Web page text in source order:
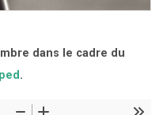
dans le cadre du
.